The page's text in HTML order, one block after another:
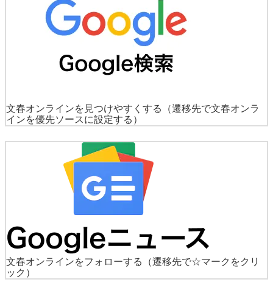
文春オンラインを見つけやすくする
（遷移先で文春オンラ
インを優先ソースに設定する）
文春オンラインをフォローする
（遷移先で☆マークをクリ
ック）